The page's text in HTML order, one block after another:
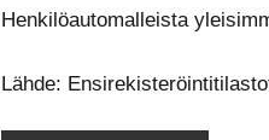
Henkilöautomalleista
Lähde: